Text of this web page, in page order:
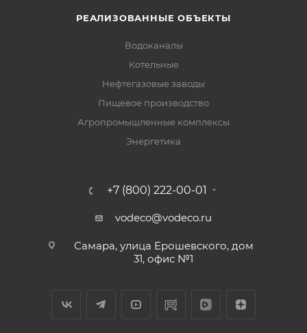
РЕАЛИЗОВАННЫЕ ОБЪЕКТЫ
Водоканалы
Котельные
Нефтегазовые заводы
Пищевое производство
Агропромышленные комплексы
Энергетика
+7 (800) 222-00-01
vodeco@vodeco.ru
Самара, улица Ерошевского, дом
31, офис №1